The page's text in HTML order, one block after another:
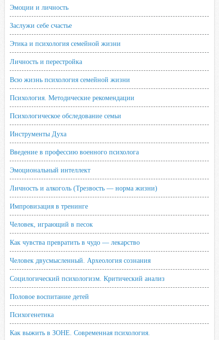
Эмоции и личность
Заслужи себе счастье
Этика и психология семейной жизни
Личность и перестройка
Всю жизнь психология семейной жизни
Психология. Методические рекомендации
Психологическое обследование семьи
Инструменты Духа
Введение в профессию военного психолога
Эмоциональный интеллект
Личность и алкоголь (Трезвость — норма жизни)
Импровизация в тренинге
Человек, играющий в песок
Как чувства превратить в чудо — лекарство
Человек двусмысленный. Археология сознания
Социлогический психологизм. Критический анализ
Половое воспитание детей
Психогенетика
Как выжить в ЗОНЕ. Современная психология.